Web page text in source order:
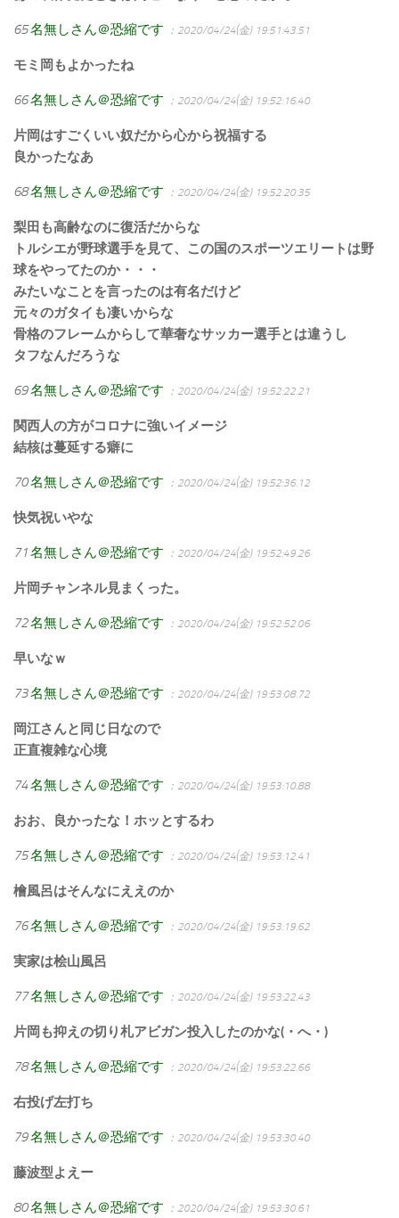
65名無しさん＠恐縮です ：2020/04/24(金) 19:51:43.51
モミ岡もよかったね
66名無しさん＠恐縮です ：2020/04/24(金) 19:52:16.40
片岡はすごくいい奴だから心から祝福する
良かったなあ
68名無しさん＠恐縮です ：2020/04/24(金) 19:52:20.35
梨田も高齢なのに復活だからな
トルシエが野球選手を見て、この国のスポーツエリートは野
球をやってたのか・・・
みたいなことを言ったのは有名だけど
元々のガタイも凄いからな
骨格のフレームからして華奢なサッカー選手とは違うし
タフなんだろうな
69名無しさん＠恐縮です ：2020/04/24(金) 19:52:22.21
関西人の方がコロナに強いイメージ
結核は蔓延する癖に
70名無しさん＠恐縮です ：2020/04/24(金) 19:52:36.12
快気祝いやな
71名無しさん＠恐縮です ：2020/04/24(金) 19:52:49.26
片岡チャンネル見まくった。
72名無しさん＠恐縮です ：2020/04/24(金) 19:52:52.06
早いなｗ
73名無しさん＠恐縮です ：2020/04/24(金) 19:53:08.72
岡江さんと同じ日なので
正直複雑な心境
74名無しさん＠恐縮です ：2020/04/24(金) 19:53:10.88
おお、良かったな！ホッとするわ
75名無しさん＠恐縮です ：2020/04/24(金) 19:53:12.41
檜風呂はそんなにええのか
76名無しさん＠恐縮です ：2020/04/24(金) 19:53:19.62
実家は桧山風呂
77名無しさん＠恐縮です ：2020/04/24(金) 19:53:22.43
片岡も抑えの切り札アビガン投入したのかな(・へ・)
78名無しさん＠恐縮です ：2020/04/24(金) 19:53:22.66
右投げ左打ち
79名無しさん＠恐縮です ：2020/04/24(金) 19:53:30.40
藤波型よえー
80名無しさん＠恐縮です ：2020/04/24(金) 19:53:30.61